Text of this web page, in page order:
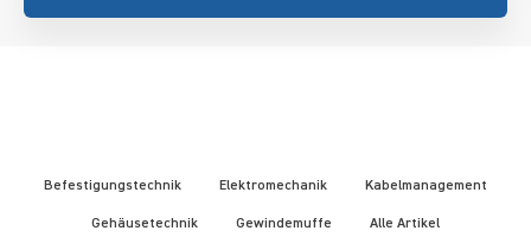
Befestigungstechnik Elektromechanik Kabelmanagement
Gehäusetechnik Gewindemuffe Alle Artikel